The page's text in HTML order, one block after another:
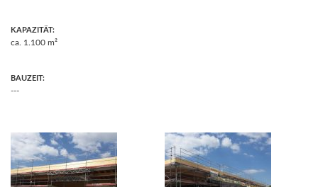
KAPAZITÄT:
ca. 1.100 m²
BAUZEIT:
---